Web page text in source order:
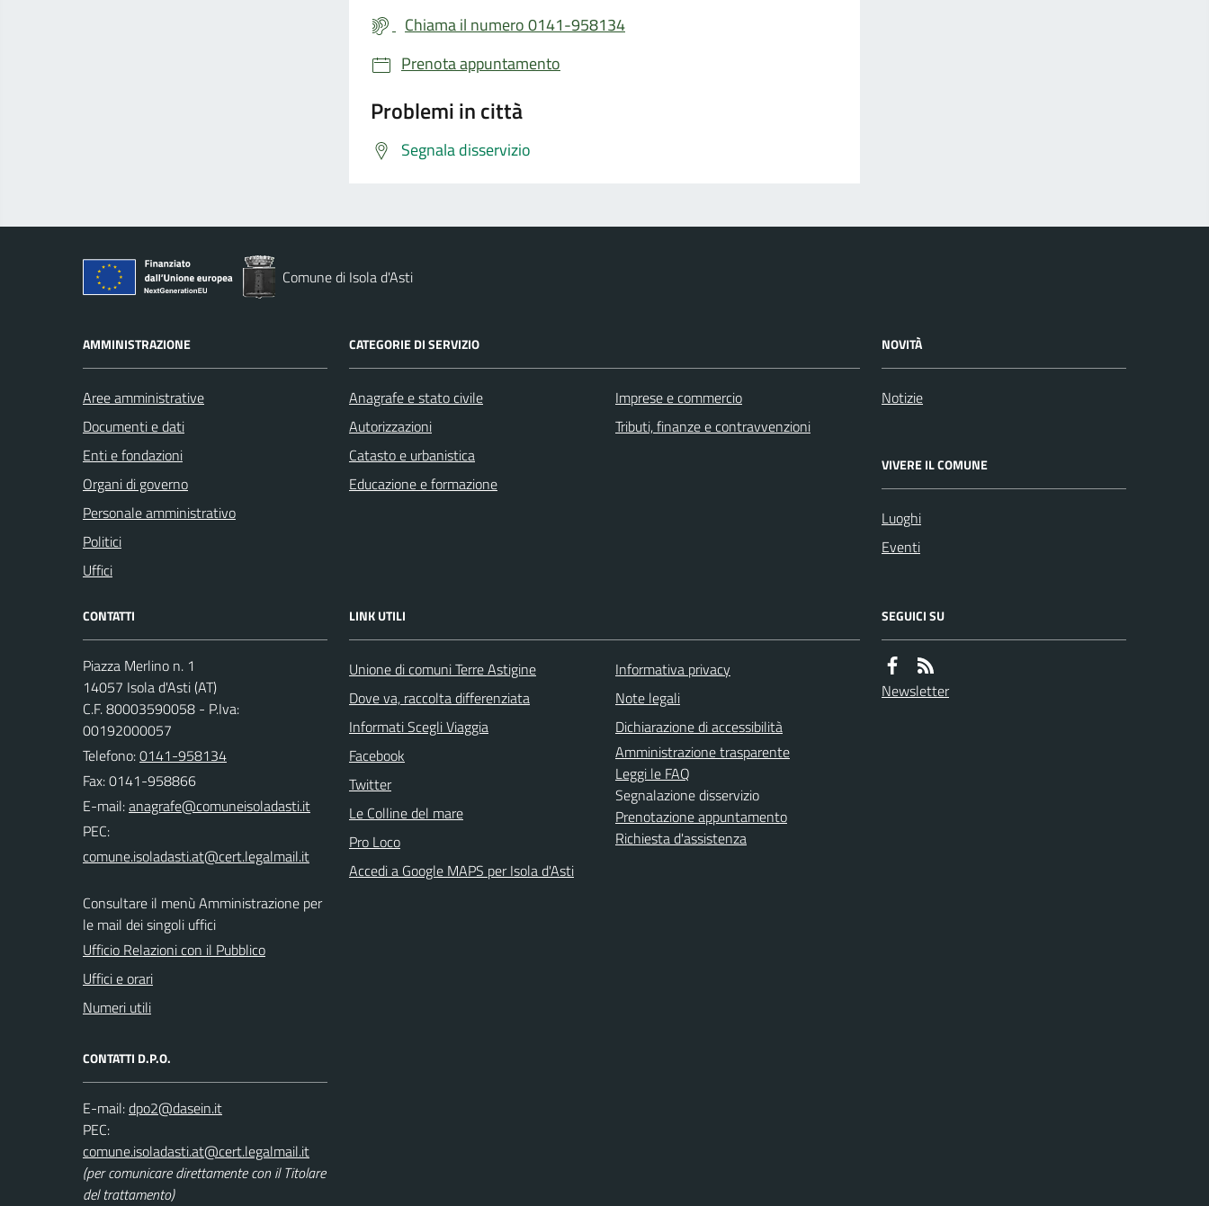
Chiama il numero 0141-958134
Prenota appuntamento
Problemi in città
Segnala disservizio
Comune di Isola d'Asti
AMMINISTRAZIONE
Aree amministrative
Documenti e dati
Enti e fondazioni
Organi di governo
Personale amministrativo
Politici
Uffici
CATEGORIE DI SERVIZIO
Anagrafe e stato civile
Autorizzazioni
Catasto e urbanistica
Educazione e formazione
Imprese e commercio
Tributi, finanze e contravvenzioni
NOVITÀ
Notizie
VIVERE IL COMUNE
Luoghi
Eventi
CONTATTI
Piazza Merlino n. 1
14057 Isola d'Asti (AT)
C.F. 80003590058 - P.Iva:
00192000057
Telefono:0141-958134
Fax: 0141-958866
E-mail:
PEC:
Consultare il menù Amministrazione per
le mail dei singoli uffici
Ufficio Relazioni con il Pubblico
Uffici e orari
Numeri utili
CONTATTI D.P.O.
E-mail:
PEC:
(per comunicare direttamente con il Titolare
del trattamento)
LINK UTILI
Unione di comuni Terre Astigine
Dove va, raccolta differenziata
Informati Scegli Viaggia
Facebook
Twitter
Le Colline del mare
Pro Loco
Accedi a Google MAPS per Isola d'Asti
Informativa privacy
Note legali
Dichiarazione di accessibilità
Amministrazione trasparente
Leggi le FAQ
Segnalazione disservizio
Prenotazione appuntamento
Richiesta d'assistenza
SEGUICI SU
Newsletter